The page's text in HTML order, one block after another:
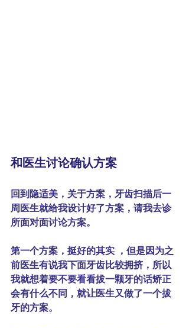
和医生讨论确认方案
回到隐适美，关于方案，牙齿扫描后一
周医生就给我设计好了方案，请我去诊
所面对面讨论方案。
第一个方案，挺好的其实 ，但是因为之
前医生有说我下面牙齿比较拥挤，所以
我就想着要不要看看拔一颗牙的话矫正
会有什么不同，就让医生又做了一个拔
牙的方案。